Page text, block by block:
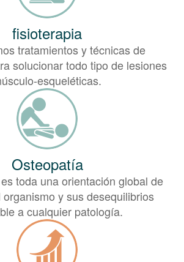
fisioterapia
tratamientos y técnicas de
solucionar todo tipo de lesiones
esqueléticas.
Osteopatía
toda una orientación global de
y sus desequilibrios
a cualquier patología.